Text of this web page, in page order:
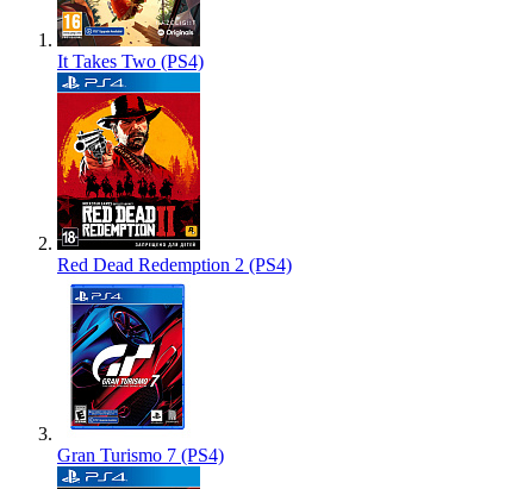
It Takes Two (PS4)
Red Dead Redemption 2 (PS4)
Gran Turismo 7 (PS4)